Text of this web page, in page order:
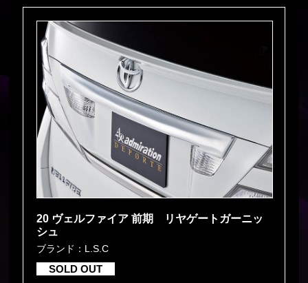
20 ヴェルファイア 前期 リヤゲートガーニッ
シュ
ブランド：L.S.C
SOLD OUT